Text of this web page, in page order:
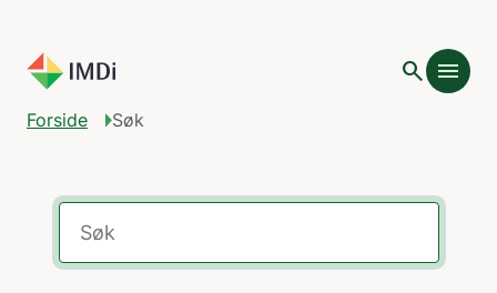
search menu
Forside Søk
Søk